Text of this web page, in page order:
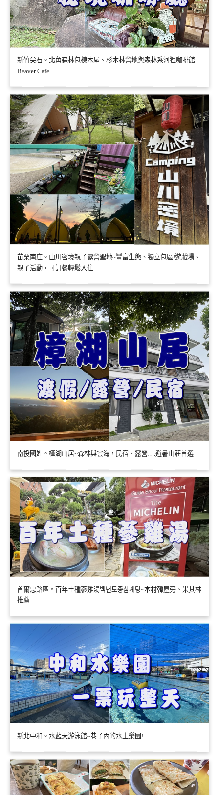
新竹尖石。北角森林包棟木屋、杉木林營地與森林系河狸咖啡館
Beaver Cafe
苗栗南庄。山川密境親子露營聖地~豐富生態、獨立包區!遊戲場、
親子活動，可訂餐輕鬆入住
南投國姓。樟湖山居~森林與雲海，民宿、露營….避暑山莊首選
首爾忠路區。百年土種蔘雞湯백년토종삼계탕~本村韓屋旁、米其林
推薦
新北中和。水藍天游泳館~巷子內的水上樂園!